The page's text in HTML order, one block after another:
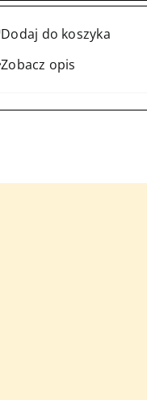
Dodaj do koszyka
Zobacz opis